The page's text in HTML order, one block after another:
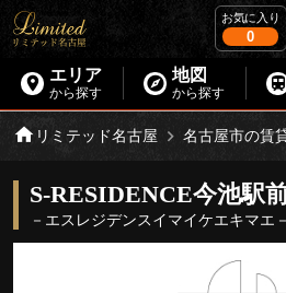
お気に入り
0
エリア
から探す
地図
から探す
リミテッド名古屋 名古屋市の賃
S-RESIDENCE今池駅
－エスレジデンスイマイケエキマエ－